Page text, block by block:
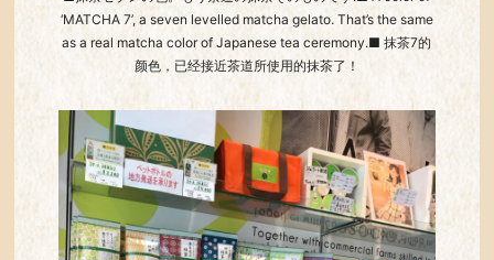
‘MATCHA 7’, a seven levelled matcha gelato. That’s the same
as a real matcha color of Japanese tea ceremony.■ 抹茶7的
颜色，已经接近茶道所使用的抹茶了！